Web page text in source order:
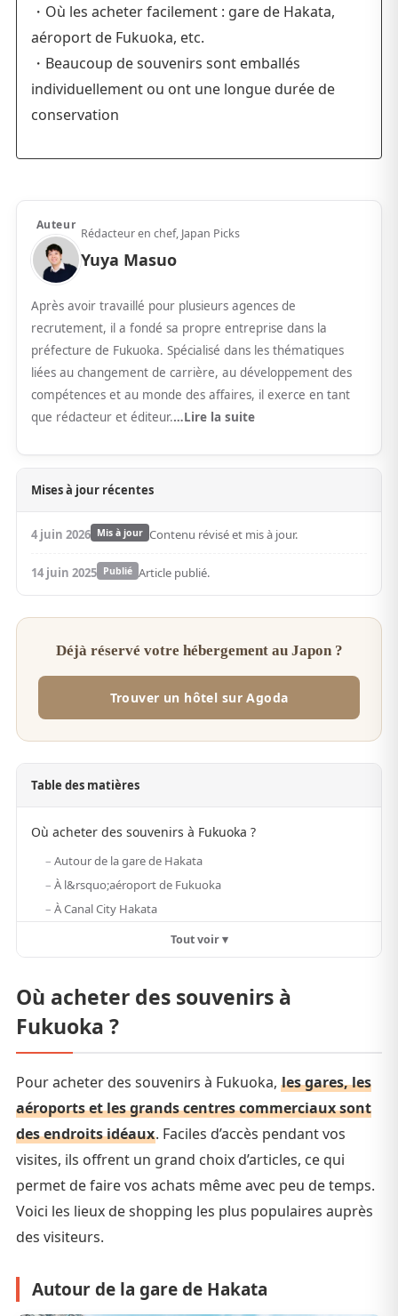
・Où les acheter facilement : gare de Hakata,
aéroport de Fukuoka, etc.
・Beaucoup de souvenirs sont emballés
individuellement ou ont une longue durée de
conservation
Auteur
Rédacteur en chef, Japan Picks
Yuya Masuo
Après avoir travaillé pour plusieurs agences de
recrutement, il a fondé sa propre entreprise dans la
préfecture de Fukuoka. Spécialisé dans les thématiques
liées au changement de carrière, au développement des
compétences et au monde des affaires, il exerce en tant
que rédacteur et éditeur.…Lire la suite
Mises à jour récentes
4 juin 2026 Mis à jour Contenu révisé et mis à jour.
14 juin 2025 Publié Article publié.
Déjà réservé votre hébergement au Japon ?
Trouver un hôtel sur Agoda
Table des matières
Où acheter des souvenirs à Fukuoka ?
Autour de la gare de Hakata
À l&rsquo;aéroport de Fukuoka
À Canal City Hakata
Tout voir ▾
Où acheter des souvenirs à
Fukuoka ?
Pour acheter des souvenirs à Fukuoka, les gares, les
aéroports et les grands centres commerciaux sont
des endroits idéaux. Faciles d’accès pendant vos
visites, ils offrent un grand choix d’articles, ce qui
permet de faire vos achats même avec peu de temps.
Voici les lieux de shopping les plus populaires auprès
des visiteurs.
Autour de la gare de Hakata